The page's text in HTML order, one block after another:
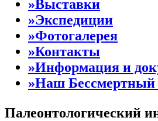
»Выставки
»Экспедиции
»Фотогалерея
»Контакты
»Информация и
»Наш Бессмертный
Палеонтологический